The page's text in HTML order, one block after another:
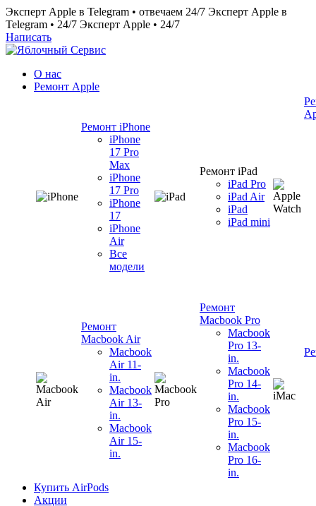
Эксперт Apple в Telegram • отвечаем 24/7 Эксперт Apple в
Telegram • 24/7 Эксперт Apple • 24/7
Написать
О нас
Ремонт Apple
Ремонт iPhone
iPhone
17 Pro
Max
iPhone
17 Pro
iPhone
17
iPhone
Air
Все
модели
Ремонт iPad
iPad Pro
iPad Air
iPad
iPad mini
Ремонт
Macbook Air
Macbook
Air 11-
in.
Macbook
Air 13-
in.
Macbook
Air 15-
in.
Ремонт
Macbook Pro
Macbook
Pro 13-
in.
Macbook
Pro 14-
in.
Macbook
Pro 15-
in.
Macbook
Pro 16-
in.
Купить AirPods
Акции